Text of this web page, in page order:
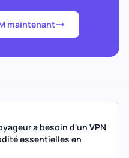
maintenant
a besoin d'un VPN
essentielles en